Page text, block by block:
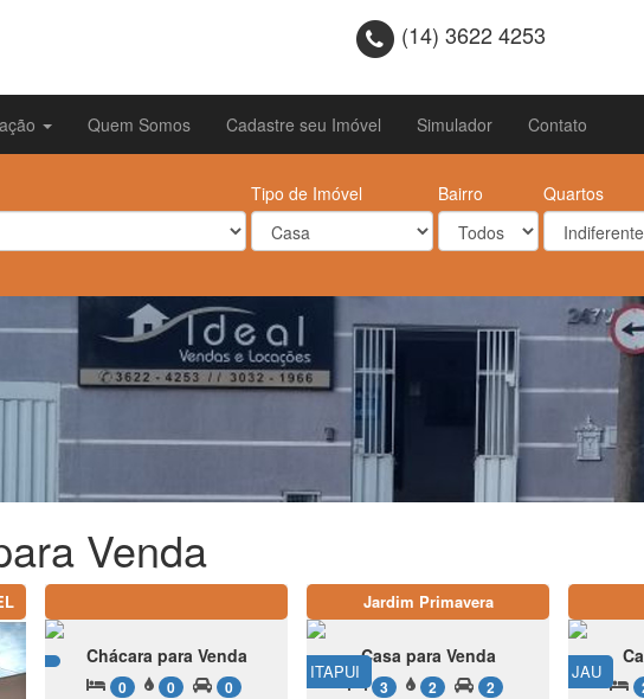
(14) 3622 4253
Quem Somos Cadastre seu Imóvel Simulador Contato
Tipo de Imóvel Bairro Quartos
Venda
Chácara para Venda
0 0 0
Jardim Primavera
ITAPUI
Casa para Venda
3 2 2
JAU